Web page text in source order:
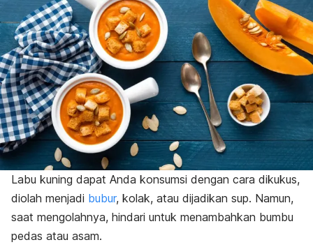
Labu kuning dapat Anda konsumsi dengan cara dikukus,
diolah menjadi bubur, kolak, atau dijadikan sup. Namun,
saat mengolahnya, hindari untuk menambahkan bumbu
pedas atau asam.